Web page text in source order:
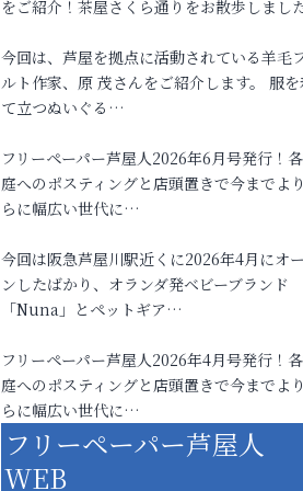
をご紹介！茶屋さくら通りをお散歩しまし
今回は、芦屋を拠点に活動されている羊毛
ルト作家、原 茂さんをご紹介します。 服を
て立つぬいぐる…
フリーペーパー芦屋人2026年6月号発行！
庭へのポスティングと店頭置きで今までよ
らに幅広い世代に…
今回は阪急芦屋川駅近くに2026年4月にオ
ンしたばかり、オランダ発ベビーブランド
「Nuna」とペットギア…
フリーペーパー芦屋人2026年4月号発行！
庭へのポスティングと店頭置きで今までよ
らに幅広い世代に…
フリーペーパー芦屋人
WEB